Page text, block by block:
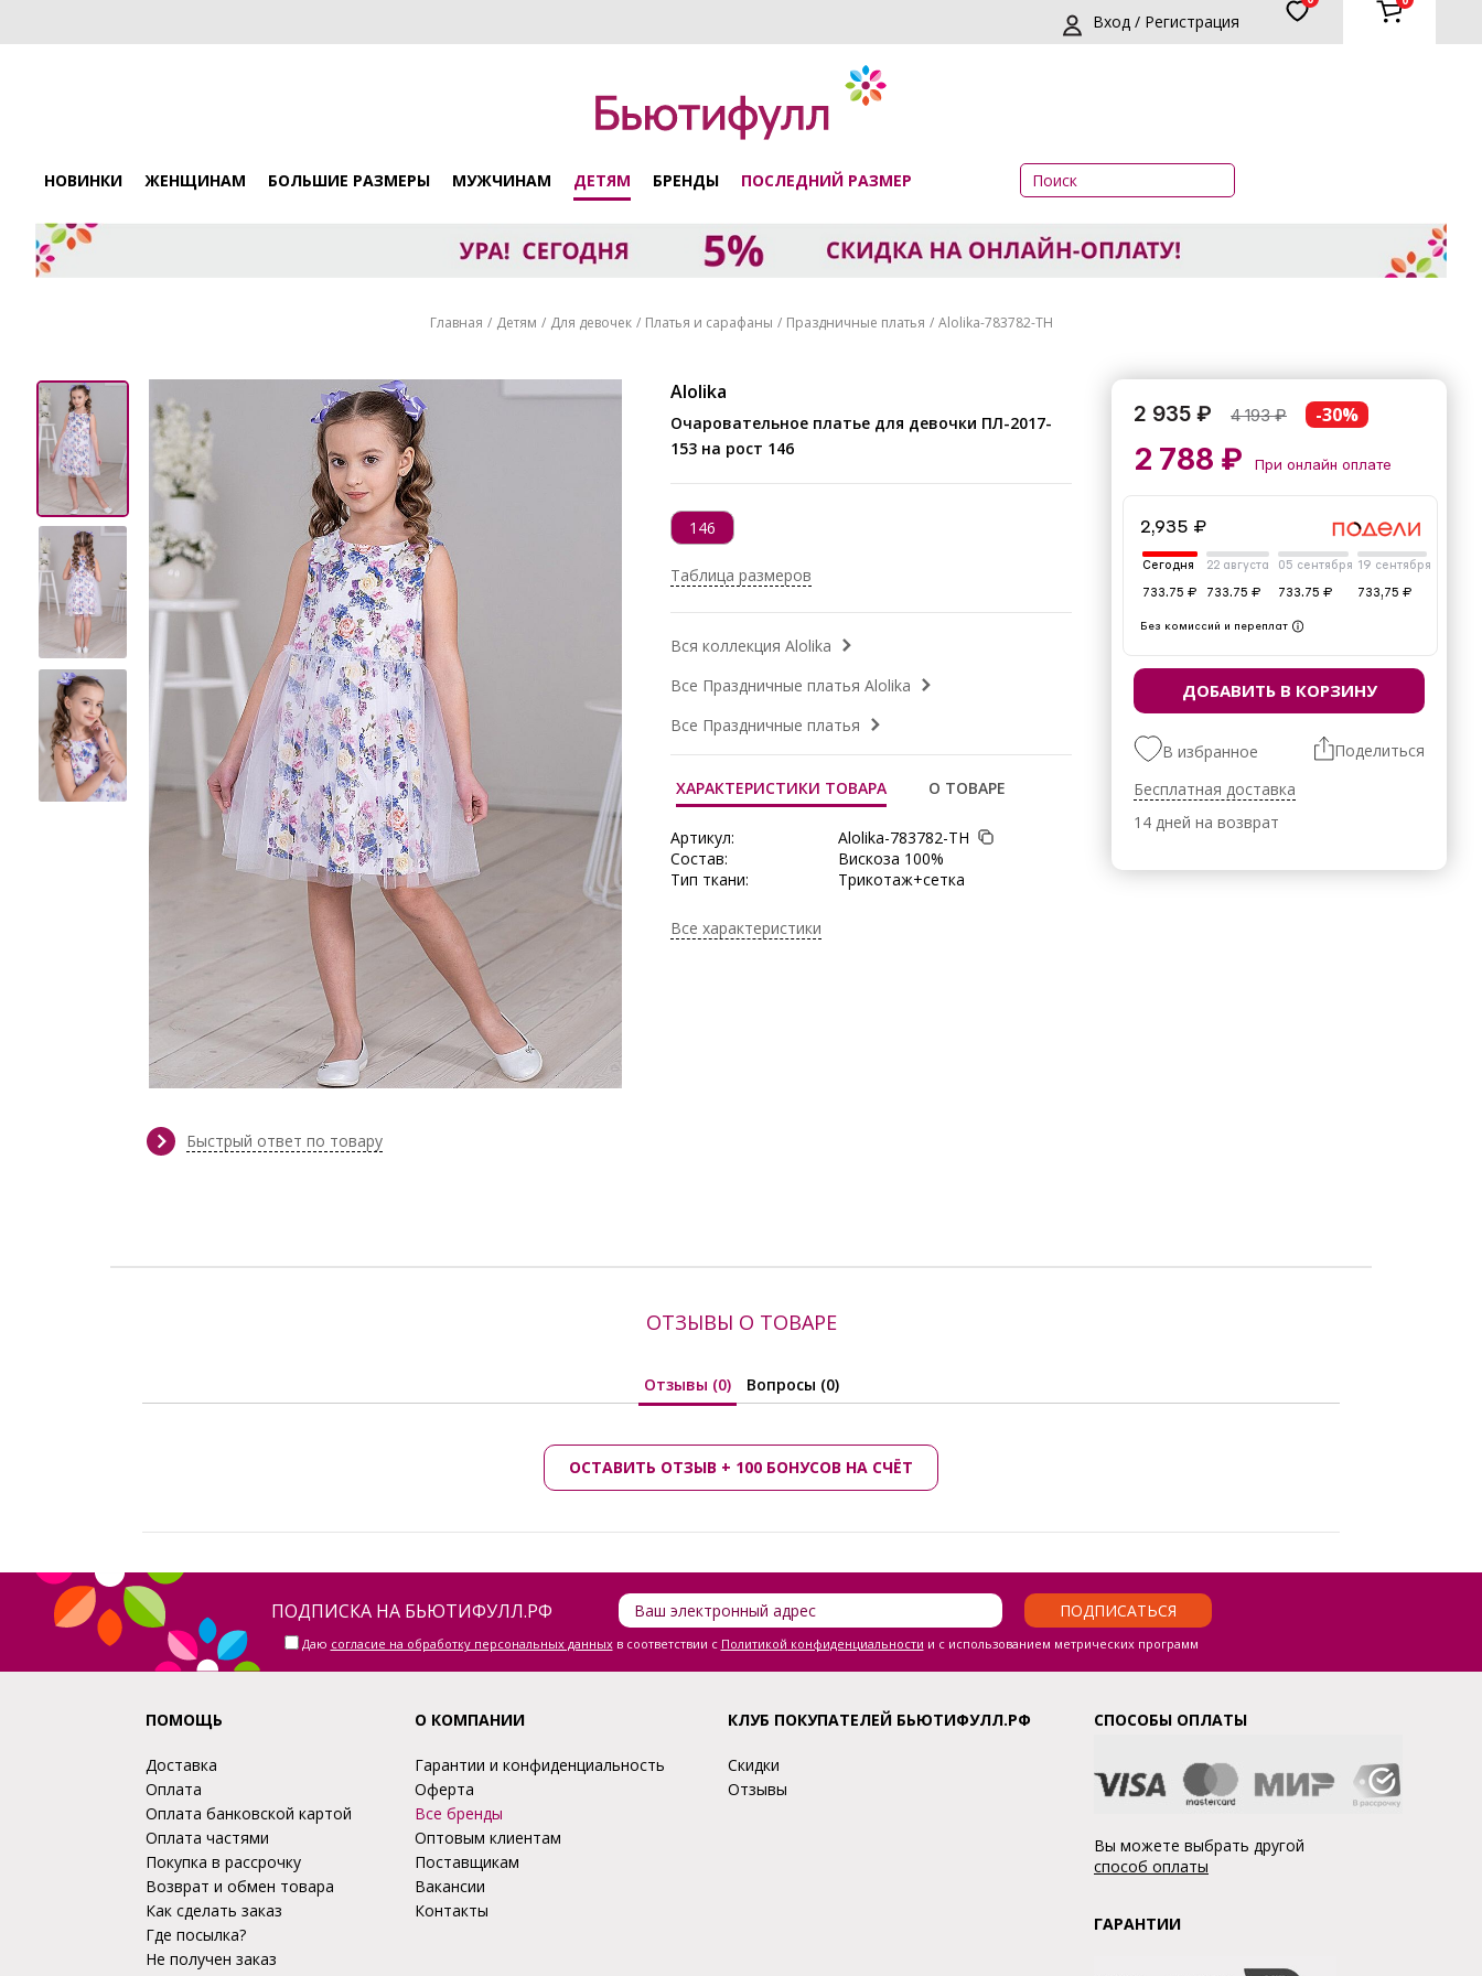
Вход / Регистрация
НОВИНКИ ЖЕНЩИНАМ БОЛЬШИЕ РАЗМЕРЫ МУЖЧИНАМ ДЕТЯМ БРЕНДЫ ПОСЛЕДНИЙ РАЗМЕР
Главная Детям Для девочек Платья и сарафаны Праздничные платья Alolika-783782-ТН
Быстрый ответ по товару
Alolika
Очаровательное платье для девочки ПЛ-2017-
153 на рост 146
146
Таблица размеров
Вся коллекция Alolika
Все Праздничные платья Alolika
Все Праздничные платья
ХАРАКТЕРИСТИКИ ТОВАРА О ТОВАРЕ
Артикул:
Alolika-783782-ТН
Состав:
Вискоза 100%
Тип ткани:
Трикотаж+сетка
Все характеристики
2 935 ₽ 4 193₽ -30%
2 788 ₽ При онлайн оплате
2,935 ₽
Сегодня
733.75 ₽
22 августа
733.75 ₽
05 сентября
733.75 ₽
19 сентября
733,75 ₽
Без комиссий и переплат
ДОБАВИТЬ В КОРЗИНУ
В избранное
Поделиться
Бесплатная доставка
14 дней на возврат
ОТЗЫВЫ О ТОВАРЕ
Отзывы (0) Вопросы (0)
ОСТАВИТЬ ОТЗЫВ + 100 БОНУСОВ НА СЧЁТ
ПОДПИСКА НА БЬЮТИФУЛЛ.РФ ПОДПИСАТЬСЯ
Даю согласие на обработку персональных данныхв соответствии с Политикой конфиденциальности и с использованием метрических программ
ПОМОЩЬ
Доставка
Оплата
Оплата банковской картой
Оплата частями
Покупка в рассрочку
Возврат и обмен товара
Как сделать заказ
Где посылка?
Не получен заказ
О КОМПАНИИ
Гарантии и конфиденциальность
Оферта
Все бренды
Оптовым клиентам
Поставщикам
Вакансии
Контакты
КЛУБ ПОКУПАТЕЛЕЙ БЬЮТИФУЛЛ.РФ
Скидки
Отзывы
СПОСОБЫ ОПЛАТЫ
Вы можете выбрать другой
способ оплаты
ГАРАНТИИ